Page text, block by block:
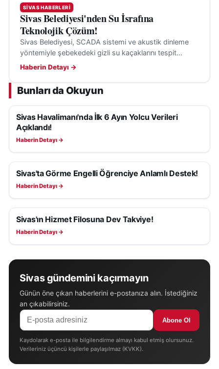
SIVAS HABERLERI
Sivas Belediyesi'nden Su İsrafına
Teknolojik Çözüm!
Sivas Belediyesi, SCADA sistemi ve akustik dinleme
yöntemiyle şebekedeki gizli su kaçaklarını tespit
ederek su kayıplarının önüne geçiyor.
Haberin Detayı →
Bunları da Okuyun
SIVAS HABERLERI
Sivas Havalimanı'nda İlk 6 Ayın Yolcu Verileri
Açıklandı!
Haberin Detayı →
SIVAS HABERLERI
Sivas'ta Görme Engelli Öğrenciye Anlamlı Destek!
Haberin Detayı →
SIVAS HABERLERI
Sivas'ın Hizmet Filosuna Dev Takviye!
Haberin Detayı →
Sivas gündemini kaçırmayın
Günün öne çıkan haberlerini e-postanıza alın. İstediğiniz
an çıkabilirsiniz.
Abone Ol
Kaydolarak e-posta ile bilgilendirme almayı kabul etmiş olursunuz.
Verileriniz üçüncü kişilerle paylaşılmaz (KVKK).